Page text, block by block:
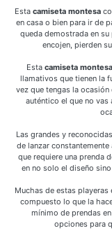
Esta camiseta montesa
en casa o bien para ir de
queda demostrada en su
encojen, pierden
Esta camiseta montesa
llamativos que tienen la
vez que tengas la
auténtico el que no vas
Las grandes y
de lanzar
que requiere una prenda
en no solo el diseño
Muchas de estas
compuesto lo que la
mínimo de prendas
opciones para